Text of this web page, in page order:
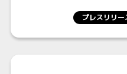
プレスリリー